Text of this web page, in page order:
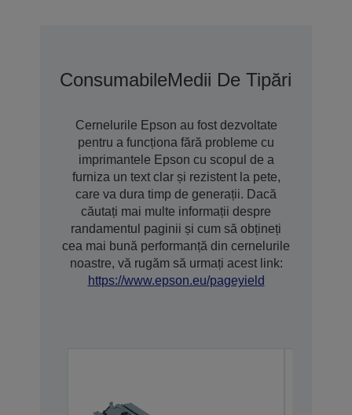
ConsumabileMedii De Tipărire
Cernelurile Epson au fost dezvoltate
pentru a funcționa fără probleme cu
imprimantele Epson cu scopul de a
furniza un text clar și rezistent la pete,
care va dura timp de generații. Dacă
căutați mai multe informații despre
randamentul paginii și cum să obțineți
cea mai bună performanță din cernelurile
noastre, vă rugăm să urmați acest link:
https://www.epson.eu/pageyield